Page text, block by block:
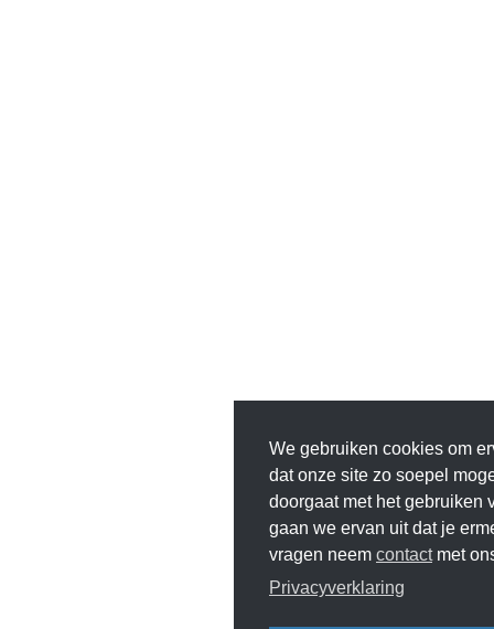
We gebruiken cookies om
dat onze site zo soepel
doorgaat met het gebruiken
gaan we ervan uit dat je
vragen neem contactmet
Privacyverklaring